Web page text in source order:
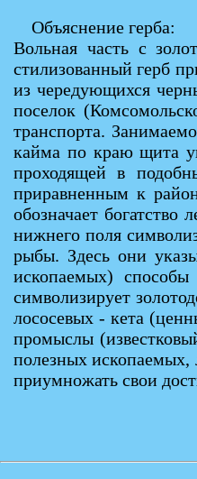
Объяснение герба:
Вольная часть с
стилизованный герб
из чередующихся
поселок
транспорта.
кайма по краю щита
проходящей в
приравненным к
обозначает
нижнего поля
рыбы. Здесь они
ископаемых)
символизирует
лососевых - кета
промыслы
полезных ископаемых,
приумножать свои